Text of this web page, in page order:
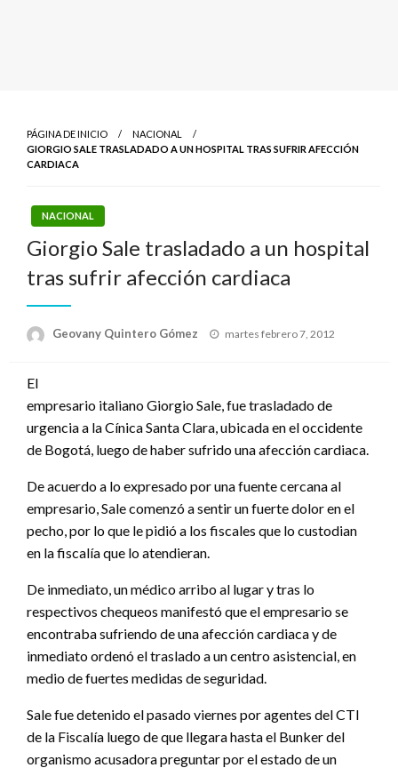
PÁGINA DE INICIO
NACIONAL
GIORGIO SALE TRASLADADO A UN HOSPITAL TRAS SUFRIR AFECCIÓN
CARDIACA
NACIONAL
Giorgio Sale trasladado a un hospital
tras sufrir afección cardiaca
Geovany Quintero Gómez
Publicado
martes febrero 7, 2012
El
empresario italiano Giorgio Sale, fue trasladado de
urgencia a la Cínica Santa Clara, ubicada en el occidente
de Bogotá, luego de haber sufrido una afección cardiaca.
De acuerdo a lo expresado por una fuente cercana al
empresario, Sale comenzó a sentir un fuerte dolor en el
pecho, por lo que le pidió a los fiscales que lo custodian
en la fiscalía que lo atendieran.
De inmediato, un médico arribo al lugar y tras lo
respectivos chequeos manifestó que el empresario se
encontraba sufriendo de una afección cardiaca y de
inmediato ordenó el traslado a un centro asistencial, en
medio de fuertes medidas de seguridad.
Sale fue detenido el pasado viernes por agentes del CTI
de la Fiscalía luego de que llegara hasta el Bunker del
organismo acusadora preguntar por el estado de un